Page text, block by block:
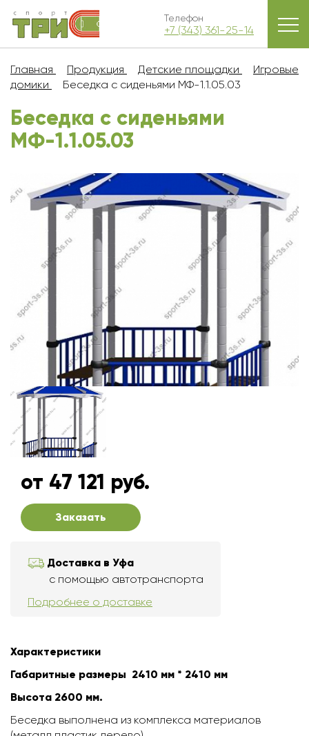
Телефон
+7 (343) 361-25-14
Главная Продукция Детские площадки
Игровые
домики
Беседка с сиденьями МФ-1.1.05.03
Беседка с сиденьями
МФ-1.1.05.03
от 47 121 руб.
Заказать
Доставка в Уфа
с помощью автотранспорта
Подробнее о доставке
Характеристики
Габаритные размеры 2410 мм * 2410 мм
Высота 2600 мм.
Беседка выполнена из комплекса материалов